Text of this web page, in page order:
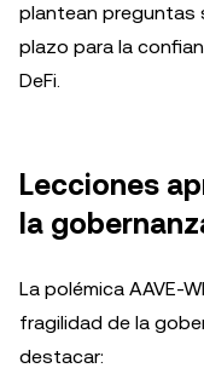
plantean preguntas
plazo para la
DeFi.
Lecciones
la
La polémica AAVE-
fragilidad de la
destacar: